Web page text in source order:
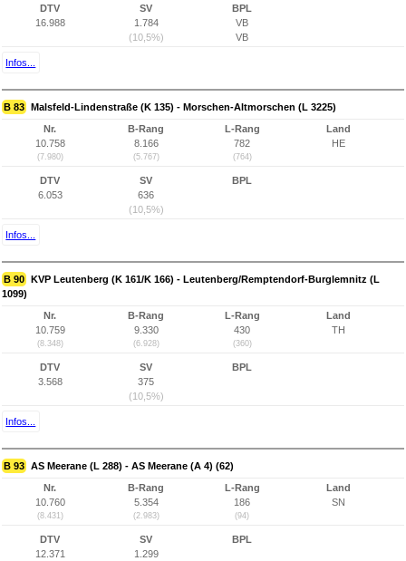
DTV
16.988
SV
1.784
(10,5%)
BPL
VB
VB
Infos...
B 83 Malsfeld-Lindenstraße (K 135) - Morschen-Altmorschen (L 3225)
Nr.
10.758
(7.980)
B-Rang
8.166
(5.767)
L-Rang
782
(764)
Land
HE
DTV
6.053
SV
636
(10,5%)
BPL
Infos...
B 90 KVP Leutenberg (K 161/K 166) - Leutenberg/Remptendorf-Burglemnitz (L
1099)
Nr.
10.759
(8.348)
B-Rang
9.330
(6.928)
L-Rang
430
(360)
Land
TH
DTV
3.568
SV
375
(10,5%)
BPL
Infos...
B 93 AS Meerane (L 288) - AS Meerane (A 4) (62)
Nr.
10.760
(8.431)
B-Rang
5.354
(2.983)
L-Rang
186
(94)
Land
SN
DTV
12.371
SV
1.299
BPL